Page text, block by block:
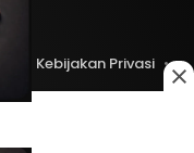
Kebijakan Privasi